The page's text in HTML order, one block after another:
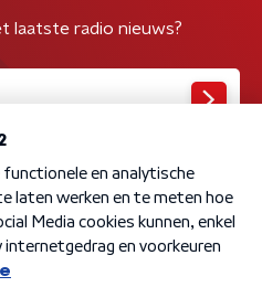
laatste radio nieuws?